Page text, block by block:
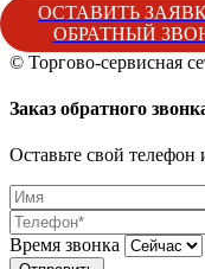
ОСТАВИТЬ
ОБРАТНЫЙ
© Торгово-сервисная
Заказ обратного
Оставьте свой
Время звонка